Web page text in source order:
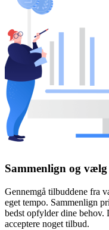
Sammenlign og
Gennemgå tilbuddene fra
eget tempo. Sammenlign
bedst opfylder dine behov.
acceptere noget tilbud.